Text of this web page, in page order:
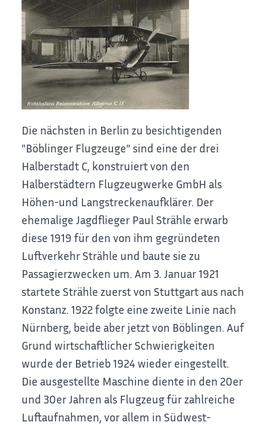
Die nächsten in Berlin zu besichtigenden
"Böblinger Flugzeuge" sind eine der drei
Halberstadt C, konstruiert von den
Halberstädtern Flugzeugwerke GmbH als
Höhen-und Langstreckenaufklärer. Der
ehemalige Jagdflieger Paul Strähle erwarb
diese 1919 für den von ihm gegründeten
Luftverkehr Strähle und baute sie zu
Passagierzwecken um. Am 3. Januar 1921
startete Strähle zuerst von Stuttgart aus nach
Konstanz. 1922 folgte eine zweite Linie nach
Nürnberg, beide aber jetzt von Böblingen. Auf
Grund wirtschaftlicher Schwierigkeiten
wurde der Betrieb 1924 wieder eingestellt.
Die ausgestellte Maschine diente in den 20er
und 30er Jahren als Flugzeug für zahlreiche
Luftaufnahmen, vor allem in Südwest-